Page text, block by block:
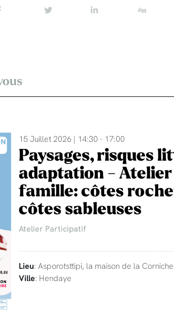
15 Juillet 2026 | 14:30 - 17:00
Paysages, risques
adaptation -
famille: côtes
côtes sableuses
Atelier Participatif
Lieu: Asporotsttipi, la maison de la
Ville: Hendaye